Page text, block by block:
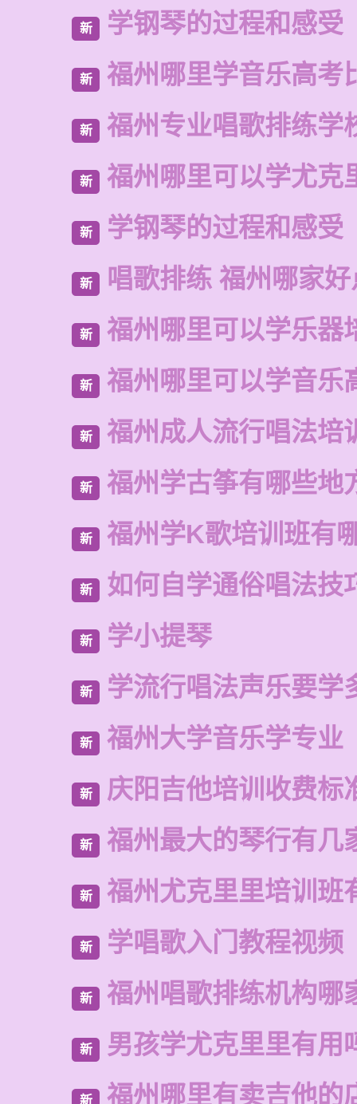
新 学钢琴的过程和感受
新 福州哪里学音乐高考
新 福州专业唱歌排练学
新 福州哪里可以学尤克
新 学钢琴的过程和感受
新 唱歌排练 福州哪家
新 福州哪里可以学乐器
新 福州哪里可以学音乐
新 福州成人流行唱法培
新 福州学古筝有哪些地
新 福州学K歌培训班有
新 如何自学通俗唱法技
新 学小提琴
新 学流行唱法声乐要学
新 福州大学音乐学专业
新 庆阳吉他培训收费标
新 福州最大的琴行有几
新 福州尤克里里培训班
新 学唱歌入门教程视频
新 福州唱歌排练机构哪
新 男孩学尤克里里有用
新 福州哪里有卖吉他的